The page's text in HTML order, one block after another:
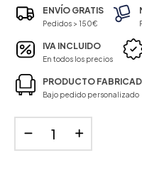
ENVÍO GRATIS
Pedidos > 150€
IVA INCLUIDO
En todos los precios
PRODUCTO
Bajo pedido personalizado